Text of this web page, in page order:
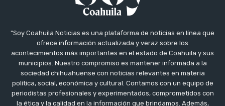
"Soy Coahuila Noticias es una plataforma de noticias en línea que
ofrece información actualizada y veraz sobre los
acontecimientos más importantes en el estado de Coahuila y sus
municipios. Nuestro compromiso es mantener informada a la
sociedad chihuahuense con noticias relevantes en materia
política, social, económica y cultural. Contamos con un equipo de
periodistas profesionales y experimentados, comprometidos con
la ética y la calidad en la información que brindamos. Además,